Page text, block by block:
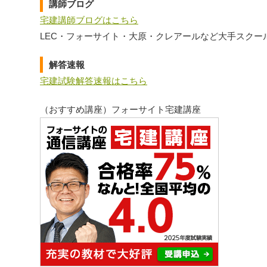
講師ブログ
宅建講師ブログはこちら
LEC・フォーサイト・大原・クレアールなど大手スクー
解答速報
宅建試験解答速報はこちら
（おすすめ講座）フォーサイト宅建講座